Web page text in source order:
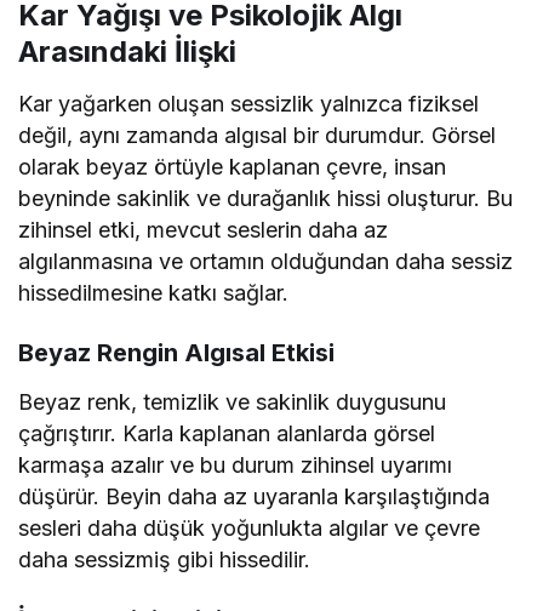
Kar Yağışı ve Psikolojik Algı
Arasındaki İlişki
Kar yağarken oluşan sessizlik yalnızca fiziksel
değil, aynı zamanda algısal bir durumdur. Görsel
olarak beyaz örtüyle kaplanan çevre, insan
beyninde sakinlik ve durağanlık hissi oluşturur. Bu
zihinsel etki, mevcut seslerin daha az
algılanmasına ve ortamın olduğundan daha sessiz
hissedilmesine katkı sağlar.
Beyaz Rengin Algısal Etkisi
Beyaz renk, temizlik ve sakinlik duygusunu
çağrıştırır. Karla kaplanan alanlarda görsel
karmaşa azalır ve bu durum zihinsel uyarımı
düşürür. Beyin daha az uyaranla karşılaştığında
sesleri daha düşük yoğunlukta algılar ve çevre
daha sessizmiş gibi hissedilir.